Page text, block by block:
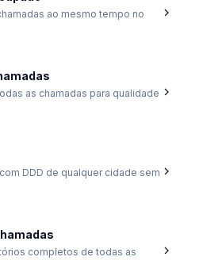
ao mesmo tempo no
as chamadas para qualidade
DDD de qualquer cidade sem
completos de todas as